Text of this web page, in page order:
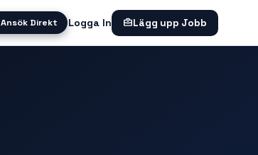
Ansök Direkt Logga In Lägg upp Jobb